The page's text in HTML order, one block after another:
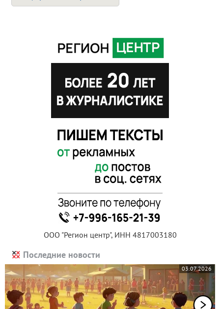
ООО "Регион центр", ИНН 4817003180
Последние новости
03.07.2026